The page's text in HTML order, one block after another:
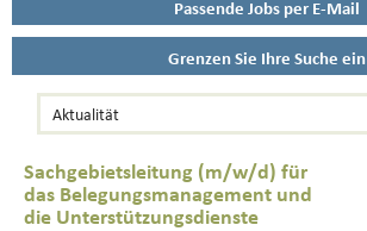
Passende Jobs per E-Mail
Grenzen Sie Ihre Suche ein
Sachgebietsleitung (m/w/d) für
das Belegungsmanagement und
die Unterstützungsdienste